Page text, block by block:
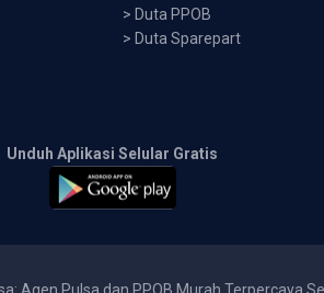
> Duta PPOB
> Duta Sparepart
Unduh Aplikasi Selular Gratis